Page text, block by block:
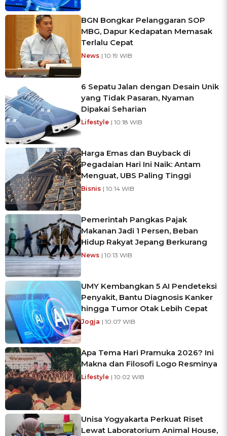
BGN Bongkar Pelanggaran SOP
MBG, Dapur Kedapatan Memasak
Terlalu Cepat
News | 10:19 WIB
6 Sepatu Jalan dengan Desain Unik
yang Tidak Pasaran, Nyaman
Dipakai Seharian
Lifestyle | 10:18 WIB
Harga Emas dan Buyback di
Pegadaian Hari Ini Naik: Antam
Menguat, UBS Paling Tinggi
Bisnis | 10:14 WIB
Pemerintah Pangkas Pajak
Makanan Jadi 1 Persen, Beban
Hidup Rakyat Jepang Berkurang
News | 10:13 WIB
UMY Kembangkan 5 AI Pendeteksi
Penyakit, Bantu Diagnosis Kanker
hingga Tumor Otak Lebih Cepat
Jogja | 10:07 WIB
Apa Tema Hari Pramuka 2026? Ini
Makna dan Filosofi Logo Resminya
Lifestyle | 10:02 WIB
Unisa Yogyakarta Perkuat Riset
Lewat Laboratorium Animal House,